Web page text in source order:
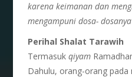
karena keimanan dan
mengampuni dosa-
Perihal Shalat Tarawih
Termasukqiyam
Dahulu, orang-orang pada